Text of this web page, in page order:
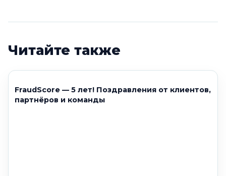
Читайте также
FraudScore — 5 лет! Поздравления от клиентов,
партнёров и команды